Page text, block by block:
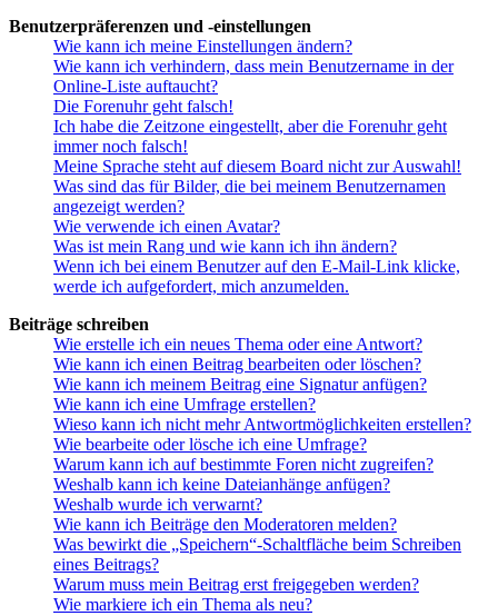
Benutzerpräferenzen und -einstellungen
Wie kann ich meine Einstellungen ändern?
Wie kann ich verhindern, dass mein Benutzername in der
Online-Liste auftaucht?
Die Forenuhr geht falsch!
Ich habe die Zeitzone eingestellt, aber die Forenuhr geht
immer noch falsch!
Meine Sprache steht auf diesem Board nicht zur Auswahl!
Was sind das für Bilder, die bei meinem Benutzernamen
angezeigt werden?
Wie verwende ich einen Avatar?
Was ist mein Rang und wie kann ich ihn ändern?
Wenn ich bei einem Benutzer auf den E-Mail-Link klicke,
werde ich aufgefordert, mich anzumelden.
Beiträge schreiben
Wie erstelle ich ein neues Thema oder eine Antwort?
Wie kann ich einen Beitrag bearbeiten oder löschen?
Wie kann ich meinem Beitrag eine Signatur anfügen?
Wie kann ich eine Umfrage erstellen?
Wieso kann ich nicht mehr Antwortmöglichkeiten erstellen?
Wie bearbeite oder lösche ich eine Umfrage?
Warum kann ich auf bestimmte Foren nicht zugreifen?
Weshalb kann ich keine Dateianhänge anfügen?
Weshalb wurde ich verwarnt?
Wie kann ich Beiträge den Moderatoren melden?
Was bewirkt die „Speichern“-Schaltfläche beim Schreiben
eines Beitrags?
Warum muss mein Beitrag erst freigegeben werden?
Wie markiere ich ein Thema als neu?